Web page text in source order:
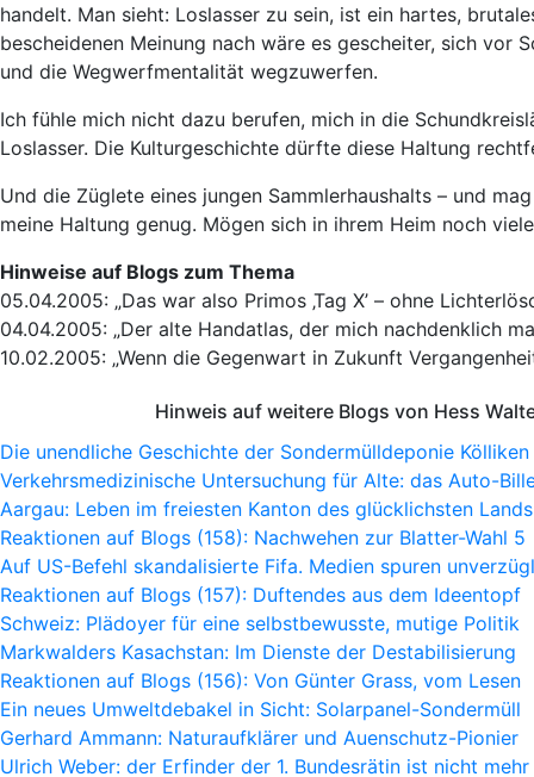
handelt. Man sieht: Loslasser zu sein, ist ein hartes,
bescheidenen Meinung nach wäre es gescheiter, sich vor
und die Wegwerfmentalität wegzuwerfen.
Ich fühle mich nicht dazu berufen, mich in die
Loslasser. Die Kulturgeschichte dürfte diese Haltung
Und die Züglete eines jungen Sammlerhaushalts – und
meine Haltung genug. Mögen sich in ihrem Heim noch
Hinweise auf Blogs zum Thema
05.04.2005: „Das war also Primos ‚Tag X’ – ohne
04.04.2005: „Der alte Handatlas, der mich nachdenklich
10.02.2005: „Wenn die Gegenwart in Zukunft
Hinweis auf weitere Blogs von Hess
Die unendliche Geschichte der Sondermülldeponie Kölliken
Verkehrsmedizinische Untersuchung für Alte: das Auto-
Aargau: Leben im freiesten Kanton des glücklichsten Lands
Reaktionen auf Blogs (158): Nachwehen zur Blatter-Wahl 5
Auf US-Befehl skandalisierte Fifa. Medien spuren
Reaktionen auf Blogs (157): Duftendes aus dem Ideentopf
Schweiz: Plädoyer für eine selbstbewusste, mutige Politik
Markwalders Kasachstan: Im Dienste der Destabilisierung
Reaktionen auf Blogs (156): Von Günter Grass, vom Lesen
Ein neues Umweltdebakel in Sicht: Solarpanel-Sondermüll
Gerhard Ammann: Naturaufklärer und Auenschutz-Pionier
Ulrich Weber: der Erfinder der 1. Bundesrätin ist nicht mehr